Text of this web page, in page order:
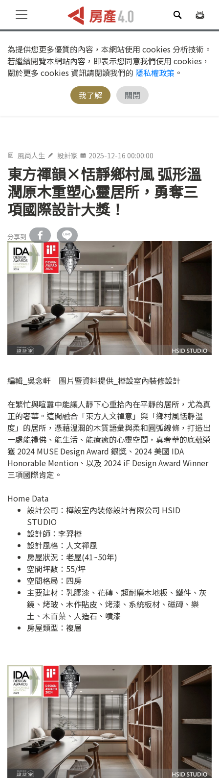
為提供您更多優質的內容，本網站使用 cookies 分析技術。
若繼續閱覽本網站內容，即表示您同意我們使用 cookies，
關於更多 cookies 資訊請閱讀我們的 隱私權政策 。
我了解
關閉
風尚人生 設計家 2025-12-16 00:00:00
東方禪韻×恬靜鄉村風 弧形溫
潤原木重塑心靈居所，勇奪三
項國際設計大獎！
分享到
編輯_吳念軒｜圖片暨資料提供_樺設室內裝修設計
在繁忙與喧囂中能讓人靜下心重拾內在平靜的居所，尤為真
正的奢華。這間融合「東方人文禪意」與「鄉村風恬靜溫
度」的居所，憑藉溫潤的木質語彙與柔和圓弧線條，打造出
一處能禮佛、能生活、能療癒的心靈空間，真奢華的底蘊榮
獲 2024 MUSE Design Award 銀獎、2024 美國 IDA
Honorable Mention、以及 2024 iF Design Award Winner
三項國際肯定。
Home Data
設計公司： 樺設室內裝修設計有限公司 HSID
STUDIO
設計師：李羿樺
設計風格：人文禪風
房屋狀況：老屋(41~50年)
空間坪數：55/坪
空間格局：四房
主要建材：乳膠漆、花磚、超耐磨木地板、鐵件、灰
鏡、烤玻、木作貼皮、烤漆、系統板材、磁磚、樂
土、木百葉、人造石、噴漆
房屋類型：複層